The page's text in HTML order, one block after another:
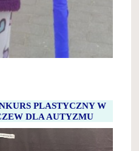
PLASTYCZNY W
DLA AUTYZMU